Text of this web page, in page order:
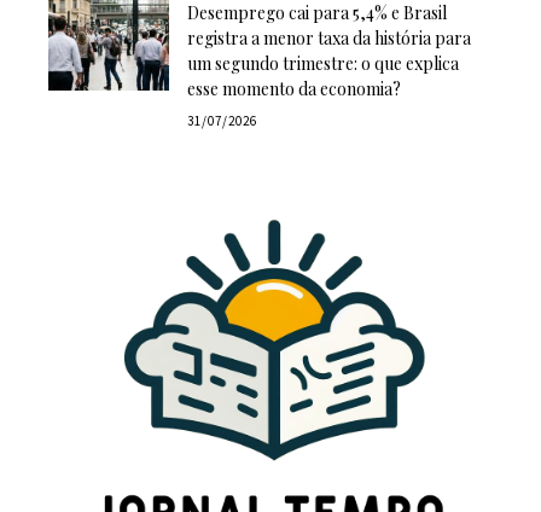
Desemprego cai para 5,4% e Brasil
registra a menor taxa da história para
um segundo trimestre: o que explica
esse momento da economia?
31/07/2026